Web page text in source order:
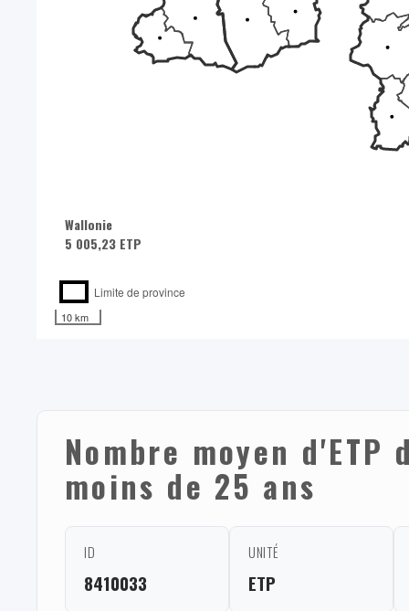
Wallonie
5 005,23 ETP
Limite de province
10 km
Nombre moyen
moins de 25 ans
ID
8410033
UNITÉ
ETP